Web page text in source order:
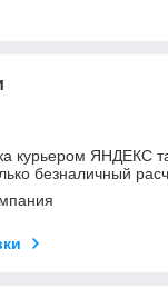
курьером ЯНДЕКС
безналичный